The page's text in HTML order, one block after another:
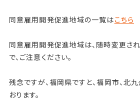
同意雇用開発促進地域の一覧はこちら
同意雇用開発促進地域は、随時変更さ
で、ご注意ください。
残念ですが、福岡県ですと、福岡市、北
おります。